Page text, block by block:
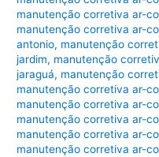
manutenção corretiva ar-
manutenção corretiva ar-
antonio, manutenção
jardim, manutenção
jaraguá, manutenção
manutenção corretiva ar-
manutenção corretiva ar-
manutenção corretiva ar-
manutenção corretiva ar-
manutenção corretiva ar-